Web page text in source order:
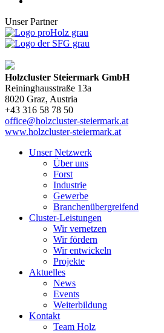
Unser Partner
Holzcluster Steiermark GmbH
Reininghausstraße 13a
8020 Graz, Austria
+43 316 58 78 50
office@holzcluster-steiermark.at
www.holzcluster-steiermark.at
Unser Netzwerk
Über uns
Forst
Industrie
Gewerbe
Branchenübergreifend
Cluster-Leistungen
Wir vernetzen
Wir fördern
Wir entwickeln
Projekte
Aktuelles
News
Events
Weiterbildung
Kontakt
Team Holz